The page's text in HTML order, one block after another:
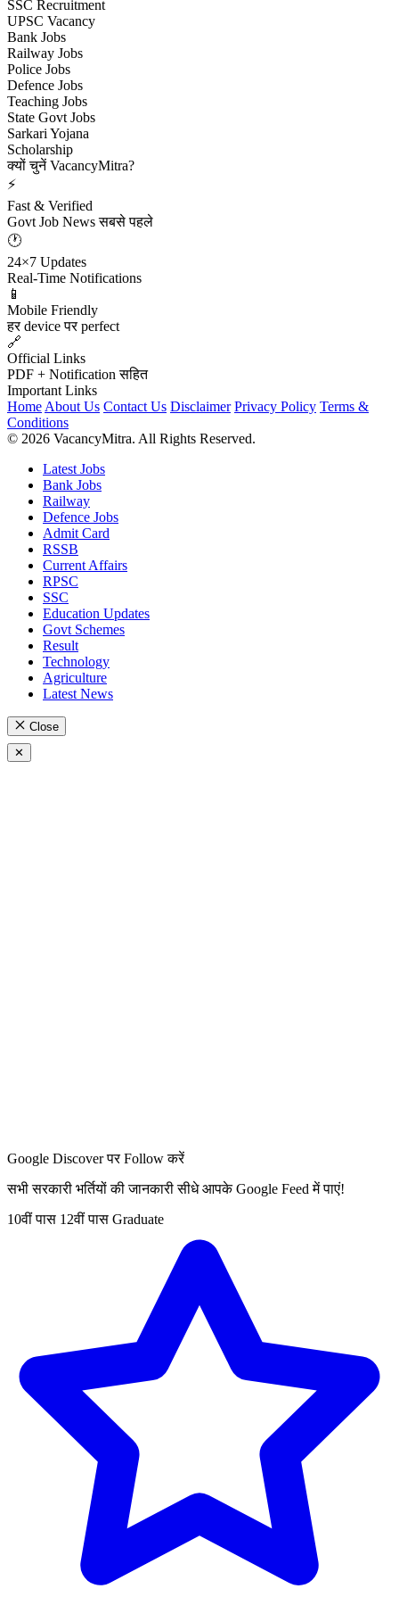
SSC Recruitment
UPSC Vacancy
Bank Jobs
Railway Jobs
Police Jobs
Defence Jobs
Teaching Jobs
State Govt Jobs
Sarkari Yojana
Scholarship
क्यों चुनें VacancyMitra?
⚡
Fast & Verified
Govt Job News सबसे पहले
🕐
24×7 Updates
Real-Time Notifications
📱
Mobile Friendly
हर device पर perfect
🔗
Official Links
PDF + Notification सहित
Important Links
Home About Us Contact Us Disclaimer Privacy Policy Terms &
Conditions
© 2026 VacancyMitra. All Rights Reserved.
Latest Jobs
Bank Jobs
Railway
Defence Jobs
Admit Card
RSSB
Current Affairs
RPSC
SSC
Education Updates
Govt Schemes
Result
Technology
Agriculture
Latest News
Close
✕
Google Discover पर Follow करें
सभी सरकारी भर्तियों की जानकारी सीधे आपके Google Feed में पाएं!
10वीं पास 12वीं पास Graduate